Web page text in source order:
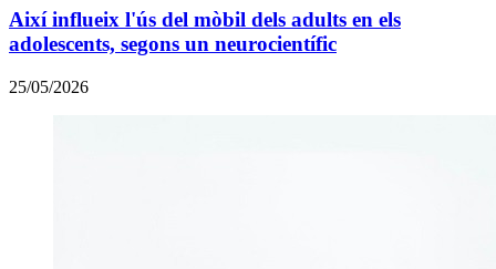
Així influeix l'ús del mòbil dels adults en els
adolescents, segons un neurocientífic
25/05/2026